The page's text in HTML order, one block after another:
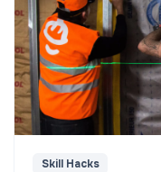
Skill Hacks